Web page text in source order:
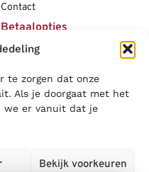
te zorgen dat onze
Als je doorgaat met het
we er vanuit dat je
Bekijk voorkeuren
Contact
Betaalopties
Social media